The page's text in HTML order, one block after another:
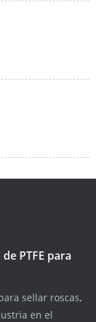
PTFE para
sellar roscas,
en el